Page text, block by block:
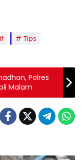
Tips
Polres
Malam